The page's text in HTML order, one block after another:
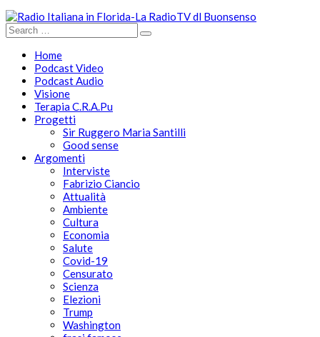
Home
Podcast Video
Podcast Audio
Visione
Terapia C.R.A.Pu
Progetti
Sir Ruggero Maria Santilli
Good sense
Argomenti
Interviste
Fabrizio Ciancio
Attualità
Ambiente
Cultura
Economia
Salute
Covid-19
Censurato
Scienza
Elezioni
Trump
Washington